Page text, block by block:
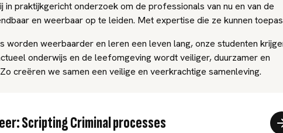
in praktijkgericht onderzoek om de professionals van nu en van de
en weerbaar op te leiden. Met expertise die ze kunnen
worden weerbaarder en leren een leven lang, onze studenten
onderwijs en de leefomgeving wordt veiliger, duurzamer en
creëren we samen een veilige en veerkrachtige samenleving.
Scripting Criminal processes